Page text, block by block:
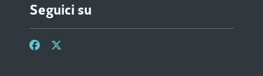
Seguici su